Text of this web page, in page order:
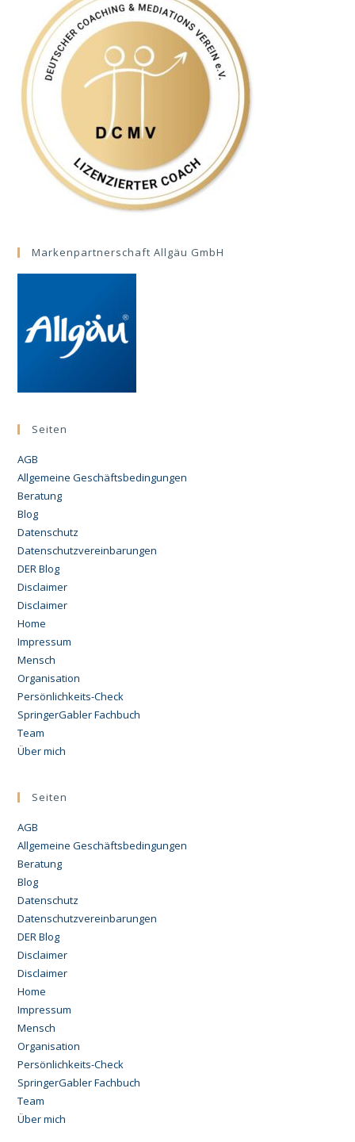
Markenpartnerschaft Allgäu GmbH
Seiten
AGB
Allgemeine Geschäftsbedingungen
Beratung
Blog
Datenschutz
Datenschutzvereinbarungen
DER Blog
Disclaimer
Disclaimer
Home
Impressum
Mensch
Organisation
Persönlichkeits-Check
SpringerGabler Fachbuch
Team
Über mich
Seiten
AGB
Allgemeine Geschäftsbedingungen
Beratung
Blog
Datenschutz
Datenschutzvereinbarungen
DER Blog
Disclaimer
Disclaimer
Home
Impressum
Mensch
Organisation
Persönlichkeits-Check
SpringerGabler Fachbuch
Team
Über mich